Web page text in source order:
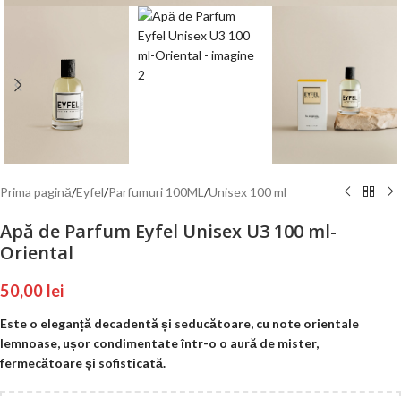
Prima pagină/Eyfel/Parfumuri 100ML /Unisex 100 ml
Apă de Parfum Eyfel Unisex U3 100 ml-
Oriental
50,00 lei
Este o eleganță decadentă și seducătoare, cu note orientale
lemnoase, ușor condimentate într-o o aură de mister,
fermecătoare și sofisticată.